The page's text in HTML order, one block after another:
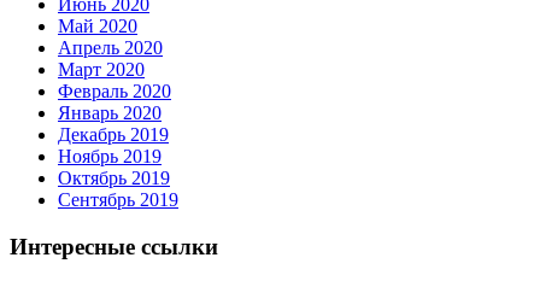
Июнь 2020
Май 2020
Апрель 2020
Март 2020
Февраль 2020
Январь 2020
Декабрь 2019
Ноябрь 2019
Октябрь 2019
Сентябрь 2019
Интересные ссылки